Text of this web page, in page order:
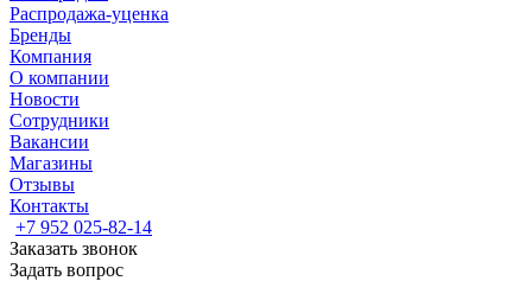
Распродажа-уценка
Бренды
Компания
О компании
Новости
Сотрудники
Вакансии
Магазины
Отзывы
Контакты
+7 952 025-82-14
Заказать звонок
Задать вопрос